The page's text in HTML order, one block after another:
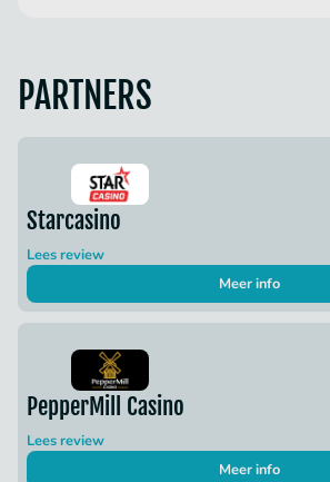
PARTNERS
Starcasino
Lees review
Meer info
PepperMill Casino
Lees review
Meer info